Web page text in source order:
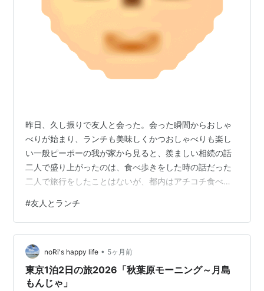
昨日、久し振りで友人と会った。会った瞬間からおしゃ
べりが始まり、ランチも美味しくかつおしゃべりも楽し
い一般ピーポーの我が家から見ると、羨ましい相続の話
二人で盛り上がったのは、食べ歩きをした時の話だった
二人で旅行をしたことはないが、都内はアチコチ食べ歩
由、子供の世話をしなくて良かった時期、食欲も旺盛で
よく食べた二人とも、脚も腰も痛くなかったし・・・お
互いに情報を集め、交換をして色んな所へ行った 今は年
相応に、美味しい物は少し、でもおしゃべりは変わらず
楽しいお付き合いをしている
#友人とランチ
noRi's happy life • 5ヶ月前
東京1泊2日の旅2026「秋葉原モーニング～月島
もんじゃ」